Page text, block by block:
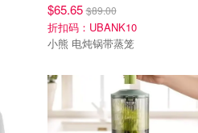
$65.65$89.00
折扣码：UBANK10
小熊 电炖锅带蒸笼